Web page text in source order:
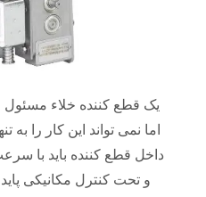
یک قطع کننده خلاء
اما نمی تواند این کار را به
داخل قطع کننده باید با
و تحت کنترل مکانیکی